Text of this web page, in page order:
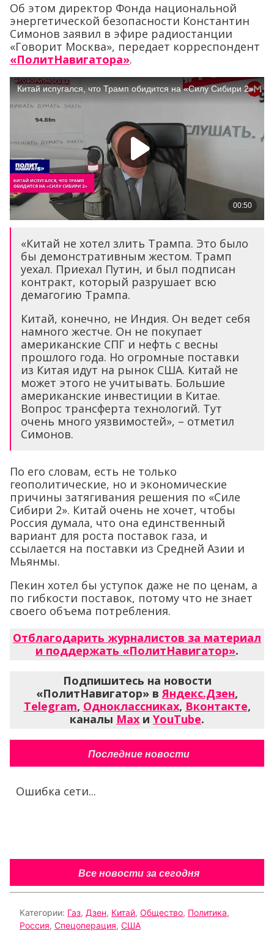
Об этом директор Фонда национальной
энергетической безопасности Константин
Симонов заявил в эфире радиостанции
«Говорит Москва», передает корреспондент
«ПолитНавигатора».
«Китай не хотел злить Трампа. Это было
бы демонстративным жестом. Трамп
уехал. Приехал Путин, и был подписан
контракт, который разрушает всю
демагогию Трампа.
Китай, конечно, не Индия. Он ведет себя
намного жестче. Он не покупает
американские СПГ и нефть с весны
прошлого года. Но огромные поставки
из Китая идут на рынок США. Китай не
может этого не учитывать. Большие
американские инвестиции в Китае.
Вопрос трансферта технологий. Тут
очень много уязвимостей», – отметил
Симонов.
По его словам, есть не только
геополитические, но и экономические
причины затягивания решения по «Силе
Сибири 2». Китай очень не хочет, чтобы
Россия думала, что она единственный
вариант для роста поставок газа, и
ссылается на поставки из Средней Азии и
Мьянмы.
Пекин хотел бы уступок даже не по ценам, а
по гибкости поставок, потому что не знает
своего объема потребления.
Отблагодарить журналистов за материал
и поддержать «ПолитНавигатор».
Подпишитесь на новости
«ПолитНавигатор» вЯндекс.Дзен,
Telegram, Одноклассниках, Вконтакте,
каналы Max и YouTube.
Последние новости
Ошибка сети...
Все новости за сегодня
Категории: Газ, Дзен, Китай, Общество, Политика,
Россия, Спецоперация, США